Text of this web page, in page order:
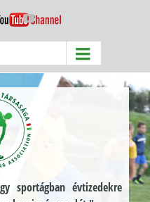
YouTube
sportágban évtizedekre